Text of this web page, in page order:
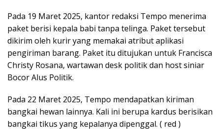
Pada 19 Maret 2025, kantor redaksi Tempo menerima
paket berisi kepala babi tanpa telinga. Paket tersebut
dikirim oleh kurir yang memakai atribut aplikasi
pengiriman barang. Paket itu ditujukan untuk Francisca
Christy Rosana, wartawan desk politik dan host siniar
Bocor Alus Politik.
Pada 22 Maret 2025, Tempo mendapatkan kiriman
bangkai hewan lainnya. Kali ini berupa kardus berisikan
bangkai tikus yang kepalanya dipenggal. ( red )